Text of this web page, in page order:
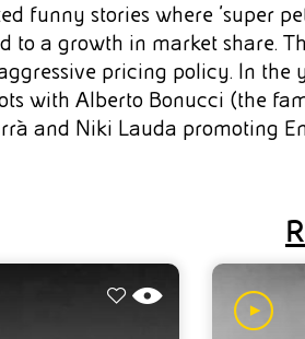
funny stories where 'super
a growth in market share.
pricing policy. In the
with Alberto Bonucci (the
and Niki Lauda promoting